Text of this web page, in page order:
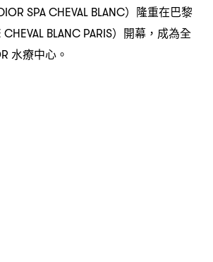
DIOR SPA CHEVAL BLANC） 隆重在巴黎
CHEVAL BLANC PARIS） 開幕 ， 成為全
水療中心。